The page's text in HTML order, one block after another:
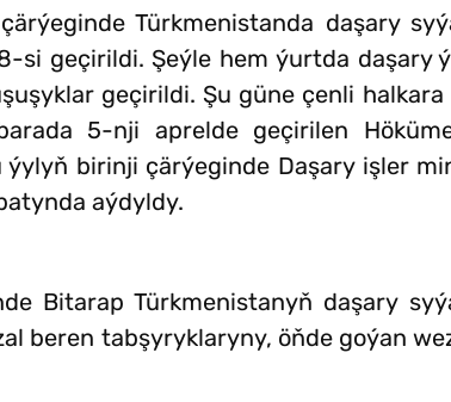
Türkmenistanda daşary
si geçirildi. Şeýle hem ýurtda
geçirildi. Şu güne çenli
5-nji aprelde geçirilen
ýylyň birinji çärýeginde Daşary işler
aýdyldy.
Bitarap Türkmenistanyň daşary
beren tabşyryklaryny, öňde goýan